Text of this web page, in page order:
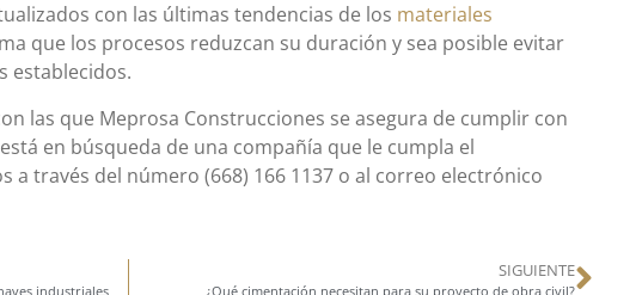
con las últimas tendencias de los materiales
que los procesos reduzcan su duración y sea posible evitar
establecidos.
las que Meprosa Construcciones se asegura de cumplir con
en búsqueda de una compañía que le cumpla el
a través del número (668) 166 1137 o al correo electrónico
industriales
SIGUIENTE
¿Qué cimentación necesitan para su proyecto de obra civil?